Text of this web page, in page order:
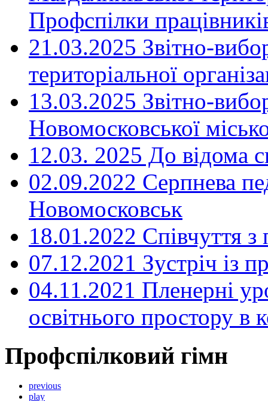
Профспілки
21.03.2025 Звітно-
територіальної
13.03.2025 Звітно-
Новомосковської
12.03. 2025 До відома
02.09.2022 Серпнева
Новомосковськ
18.01.2022 Співчуття з
07.12.2021 Зустріч із
04.11.2021 Пленерні
освітнього простору
Профспілковий гімн
previous
play